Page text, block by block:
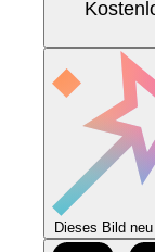
Dieses Bild